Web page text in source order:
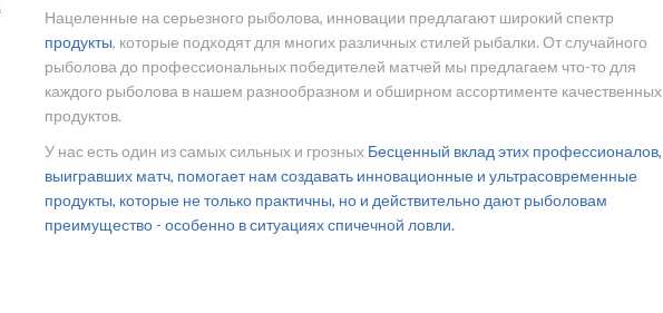
Нацеленные на серьезного рыболова, инновации предлагают широкий спектр
продукты, которые подходят для многих различных стилей рыбалки. От случайного
рыболова до профессиональных победителей матчей мы предлагаем что-то для
каждого рыболова в нашем разнообразном и обширном ассортименте качественных
продуктов.
У нас есть один из самых сильных и грозных Бесценный вклад этих профессионалов,
выигравших матч, помогает нам создавать инновационные и ультрасовременные
продукты, которые не только практичны, но и действительно дают рыболовам
преимущество - особенно в ситуациях спичечной ловли.